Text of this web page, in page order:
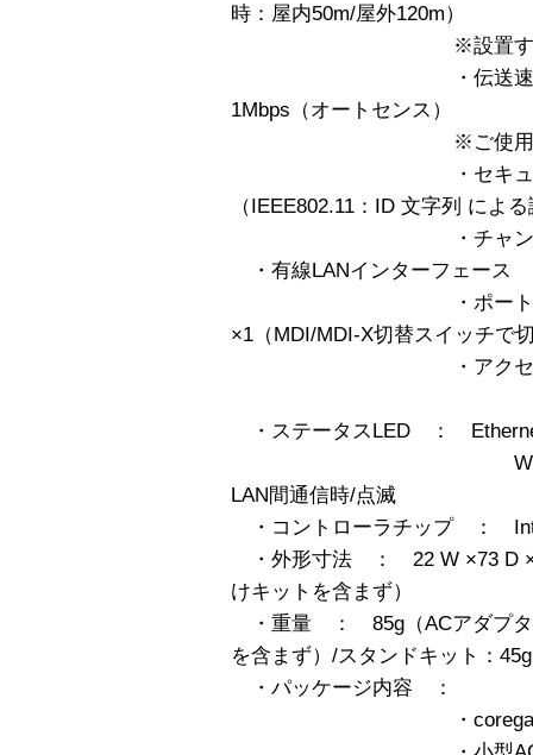
時：屋内50m/屋外120m）
※設置する環境に
・伝送速度
1Mbps（オートセンス）
※ご使用環境によ
・セキュリティ
（IEEE802.11：ID 文字列 によ
・チャンネル
・有線LANインターフェース
・ポート
×1（MDI/MDI-X切替スイッチで
・アクセス方式
・ステータスLED ：
WLAN×１（緑
LAN間通信時/点滅
・コントローラチップ ：
・外形寸法 ： 22 W ×73 D
けキットを含まず）
・重量 ： 85g（ACアダプタ
を含まず）/スタンドキット：45g
・パッケージ内容 ：
・corega Wireless